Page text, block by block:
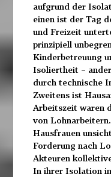
aufgrund der
einen ist der Tag
und Freizeit
prinzipiell
Kinderbetreuung
Isoliertheit –
durch technische
Zweitens ist
Arbeitszeit waren
von
Hausfrauen
Forderung nach
Akteuren
In ihrer Isolation